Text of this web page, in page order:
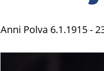
Anni Polva 6.1.1915 -